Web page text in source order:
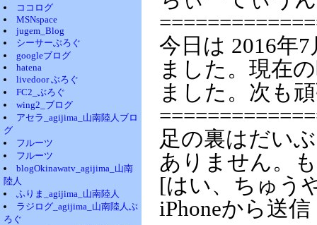
ココログ
MSNspace
jugem_Blog
シーサーぶろぐ
googleブログ
hatena
livedoor ぶろぐ
FC2_ぶろぐ
wing2_ブログ
アセラ_agijima_山南陸人ブロ
グ
フルーツ
フルーツ
blogOkinawatv_agijima_山南
陸人
ふりま_agijima_山南陸人
ラジログ_agijima_山南陸人ぶ
ろぐ
今日は 2016年
ました。現在
ました。次も
足の裏はだい
ありません。
[はい、ちゅう
iPhoneから送信